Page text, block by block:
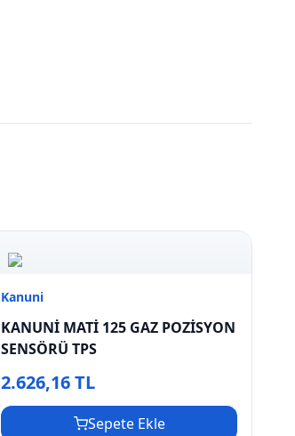
Kanuni
KANUNİ MATİ 125 GAZ POZİSYON
SENSÖRÜ TPS
2.626,16 TL
Sepete Ekle